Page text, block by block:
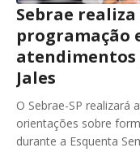
Sebrae realiza
programação
Jales
O Sebrae-SP realizará
orientações sobre
durante a Esquenta